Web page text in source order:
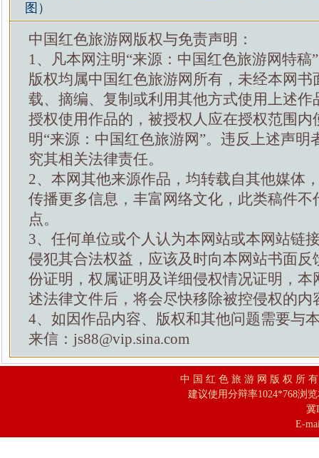
图）
中国红色旅游网版权与免责声明：
1、凡本网注明“来源：中国红色旅游网特稿
版权均属中国红色旅游网所有，未经本网书
载、摘编、复制或利用其他方式使用上述作
授权使用作品的，被授权人应在授权范围内
明“来源：中国红色旅游网”。违反上述声明
究其相关法律责任。
2、本网其他来源作品，均转载自其他媒体
传播更多信息，丰富网络文化，此类稿件不
点。
3、任何单位或个人认为本网站或本网站链
侵犯其合法权益，应该及时向本网站书面反
份证明，权属证明及详细侵权情况证明，本
述法律文件后，将会尽快移除被控侵权的内
4、如因作品内容、版权和其他问题需要与
来信：js88@vip.sina.com
中 国 红 色 旅 游 网 版 权 所
建议使用分辩率1024*768浏
冀
E-